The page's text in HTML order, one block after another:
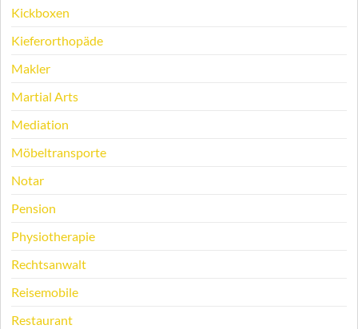
Kickboxen
Kieferorthopäde
Makler
Martial Arts
Mediation
Möbeltransporte
Notar
Pension
Physiotherapie
Rechtsanwalt
Reisemobile
Restaurant